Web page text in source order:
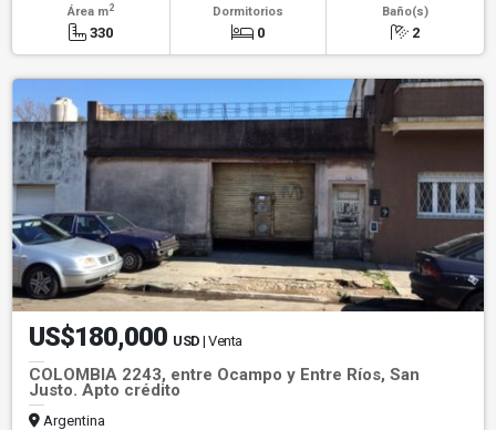
Área m2
330
Dormitorios
0
Baño(s)
2
US$180,000 USD | Venta
COLOMBIA 2243, entre Ocampo y Entre Ríos, San
Justo. Apto crédito
Argentina